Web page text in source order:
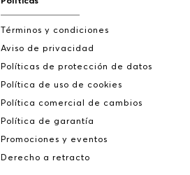
Términos y condiciones
Aviso de privacidad
Políticas de protección de datos
Política de uso de cookies
Política comercial de cambios
Política de garantía
Promociones y eventos
Derecho a retracto